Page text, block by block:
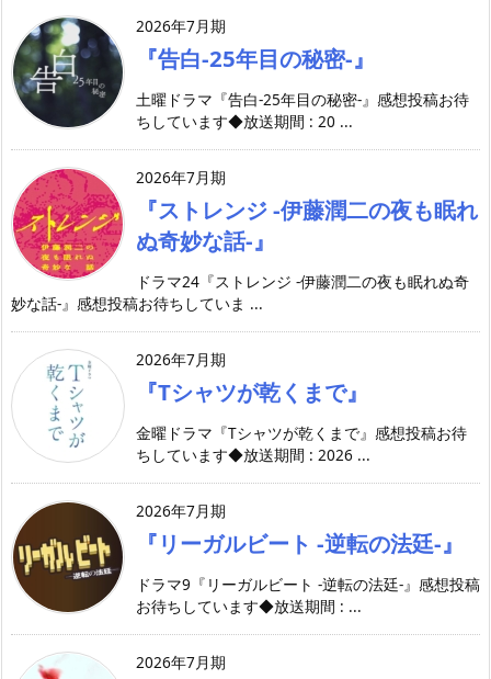
2026年7月期
『告白-25年目の秘密-』
土曜ドラマ『告白-25年目の秘密-』感想投稿お待
ちしています◆放送期間 : 20 ...
2026年7月期
『ストレンジ -伊藤潤二の夜も眠れ
ぬ奇妙な話-』
ドラマ24『ストレンジ -伊藤潤二の夜も眠れぬ奇
妙な話-』感想投稿お待ちしていま ...
2026年7月期
『Tシャツが乾くまで』
金曜ドラマ『Tシャツが乾くまで』感想投稿お待
ちしています◆放送期間 : 2026 ...
2026年7月期
『リーガルビート -逆転の法廷-』
ドラマ9『リーガルビート -逆転の法廷-』感想投稿
お待ちしています◆放送期間 : ...
2026年7月期